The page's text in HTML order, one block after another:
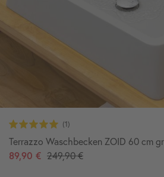
Terrazzo Waschbecken ZOID 60 cm
89,90 € 249,90 €